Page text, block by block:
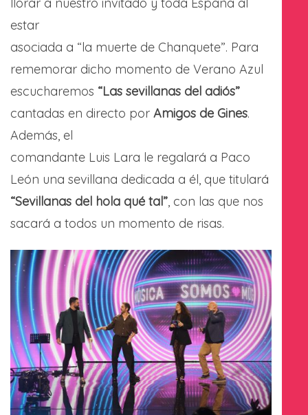
estar
asociada a “la muerte de Chanquete”. Para
rememorar dicho momento de Verano Azul
escucharemos “Las sevillanas del adiós”
cantadas en directo por Amigos de Gines.
Además, el
comandante Luis Lara le regalará a Paco
León una sevillana dedicada a él, que titulará
“Sevillanas del hola qué tal”, con las que nos
sacará a todos un momento de risas.